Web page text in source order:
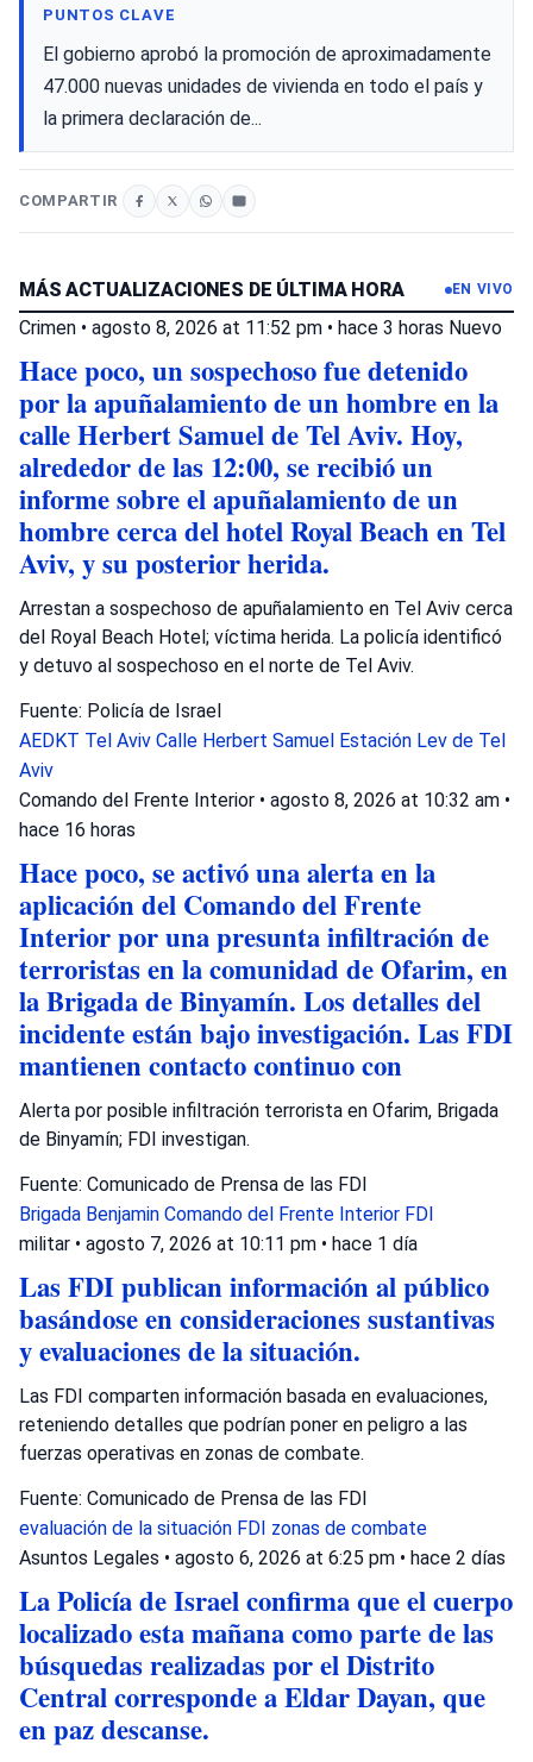
PUNTOS CLAVE
El gobierno aprobó la promoción de aproximadamente
47.000 nuevas unidades de vivienda en todo el país y
la primera declaración de...
COMPARTIR
MÁS ACTUALIZACIONES DE ÚLTIMA HORA EN VIVO
Crimen • agosto 8, 2026 at 11:52 pm • hace 3 horas Nuevo
Hace poco, un sospechoso fue detenido
por la apuñalamiento de un hombre en la
calle Herbert Samuel de Tel Aviv. Hoy,
alrededor de las 12:00, se recibió un
informe sobre el apuñalamiento de un
hombre cerca del hotel Royal Beach en Tel
Aviv, y su posterior herida.
Arrestan a sospechoso de apuñalamiento en Tel Aviv cerca
del Royal Beach Hotel; víctima herida. La policía identificó
y detuvo al sospechoso en el norte de Tel Aviv.
Fuente: Policía de Israel
AEDKT Tel Aviv Calle Herbert Samuel Estación Lev de Tel
Aviv
Comando del Frente Interior • agosto 8, 2026 at 10:32 am •
hace 16 horas
Hace poco, se activó una alerta en la
aplicación del Comando del Frente
Interior por una presunta infiltración de
terroristas en la comunidad de Ofarim, en
la Brigada de Binyamín. Los detalles del
incidente están bajo investigación. Las FDI
mantienen contacto continuo con
Alerta por posible infiltración terrorista en Ofarim, Brigada
de Binyamín; FDI investigan.
Fuente: Comunicado de Prensa de las FDI
Brigada Benjamin Comando del Frente Interior FDI
militar • agosto 7, 2026 at 10:11 pm • hace 1 día
Las FDI publican información al público
basándose en consideraciones sustantivas
y evaluaciones de la situación.
Las FDI comparten información basada en evaluaciones,
reteniendo detalles que podrían poner en peligro a las
fuerzas operativas en zonas de combate.
Fuente: Comunicado de Prensa de las FDI
evaluación de la situación FDI zonas de combate
Asuntos Legales • agosto 6, 2026 at 6:25 pm • hace 2 días
La Policía de Israel confirma que el cuerpo
localizado esta mañana como parte de las
búsquedas realizadas por el Distrito
Central corresponde a Eldar Dayan, que
en paz descanse.